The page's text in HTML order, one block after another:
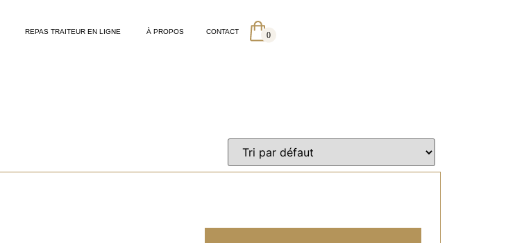
REPAS TRAITEUR EN LIGNE À PROPOS CONTACT 0